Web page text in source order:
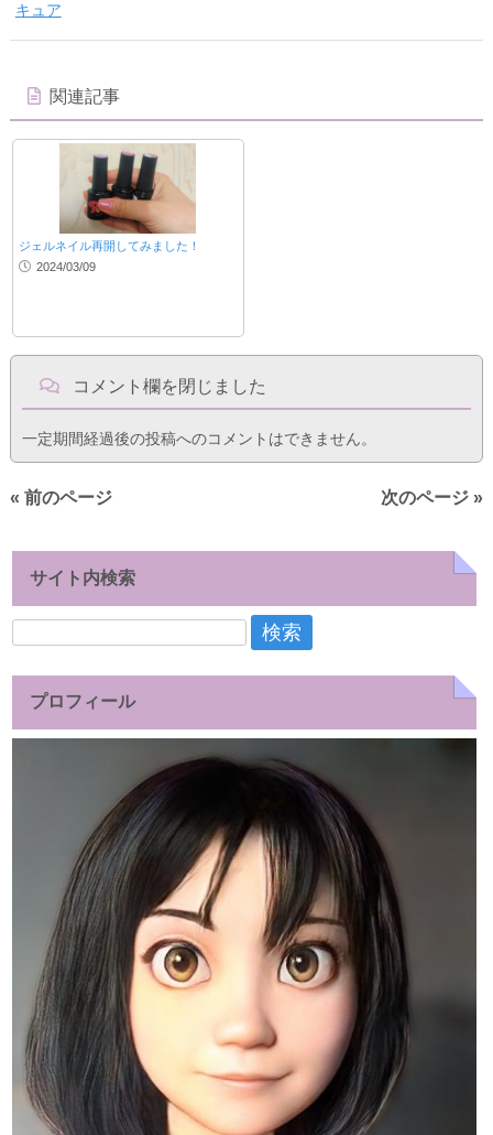
キュア
関連記事
ジェルネイル再開してみました！
2024/03/09
コメント欄を閉じました
一定期間経過後の投稿へのコメントはできません。
« 前のページ 次のページ »
サイト内検索
検
プロフィール